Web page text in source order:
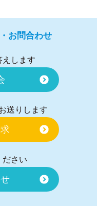
お問合わせ
えします
送りします
ださい